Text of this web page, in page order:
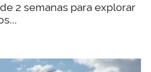
2 semanas para explorar